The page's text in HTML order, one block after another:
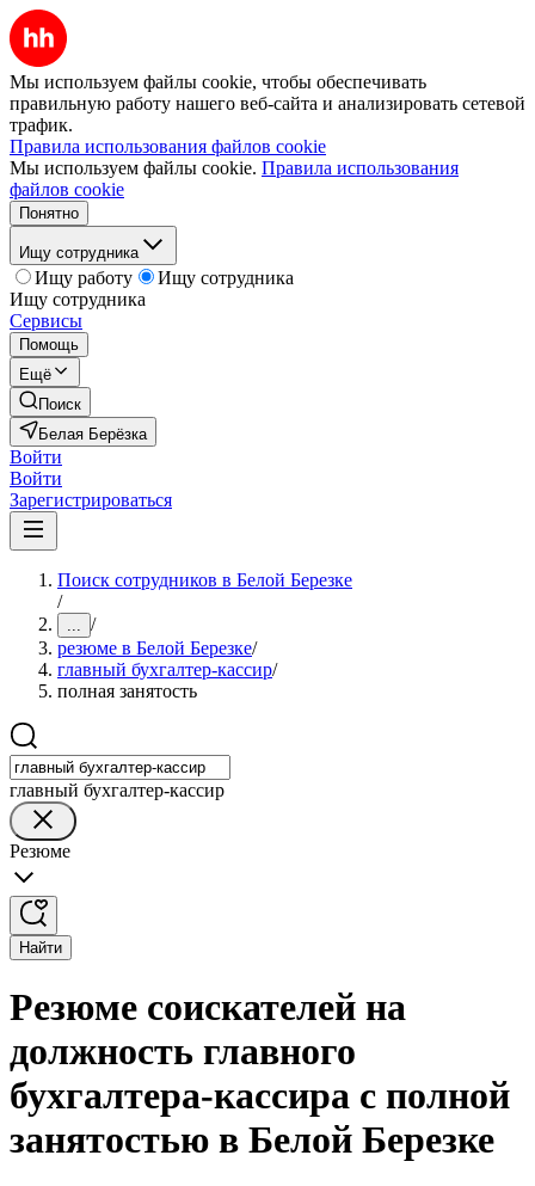
Мы используем файлы cookie, чтобы обеспечивать
правильную работу нашего веб-сайта и анализировать сетевой
трафик.
Правила использования файлов cookie
Мы используем файлы cookie. Правила использования
файлов cookie
Понятно
Ищу сотрудника
Ищу работу
Ищу сотрудника
Ищу сотрудника
Сервисы
Помощь
Ещё
Поиск
Белая Берёзка
Войти
Войти
Зарегистрироваться
Поиск сотрудников в Белой Березке
/
... /
резюме в Белой Березке/
главный бухгалтер-кассир/
полная занятость
главный бухгалтер-кассир
Резюме
Найти
Резюме соискателей на
должность главного
бухгалтера-кассира с полной
занятостью в Белой Березке